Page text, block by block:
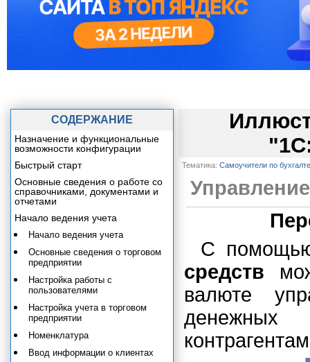
Тематика: Самоучители по
С
средств
валюте
денежных
СОДЕРЖАНИЕ
Назначение и функциональные
возможности конфигурации
Быстрый старт
Основные сведения о работе со
справочниками, документами и
отчетами
Начало ведения учета
Начало ведения учета
Основные сведения о торговом
предприятии
Настройка работы с
пользователями
Настройка учета в торговом
предприятии
Номенклатура
Ввод информации о клиентах